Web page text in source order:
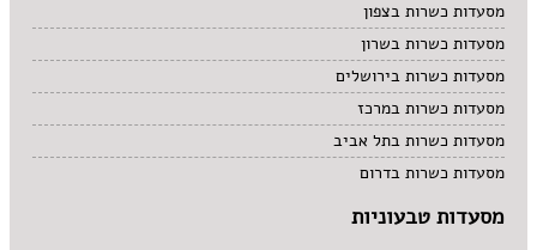
מסעדות כשרות בצפון
מסעדות כשרות בשרון
מסעדות כשרות בירושלים
מסעדות כשרות במרכז
מסעדות כשרות בתל אביב
מסעדות כשרות בדרום
מסעדות טבעוניות